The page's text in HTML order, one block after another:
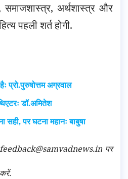
समाजशास्त्र, अर्थशास्त्र और
पहली शर्त होगी.
प्रो.पुरुषोत्तम अग्रवाल
डॉ.अमितेश
सही, पर घटना महानः बाबुषा
feedback@samvadnews.in पर